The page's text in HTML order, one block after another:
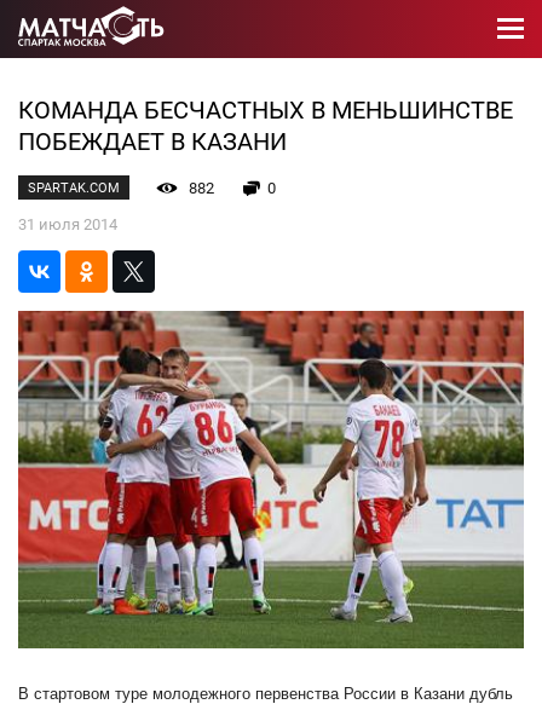
КОМАНДА БЕСЧАСТНЫХ В МЕНЬШИНСТВЕ
ПОБЕЖДАЕТ В КАЗАНИ
SPARTAK.COM 882
0
31 июля 2014
В стартовом туре молодежного первенства России в Казани дубль